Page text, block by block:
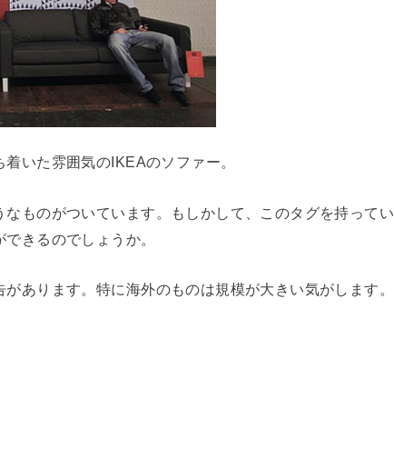
いた雰囲気のIKEAのソファー。
ものがついています。もしかして、このタグを持ってい
きるのでしょうか。
あります。特に海外のものは規模が大きい気がします。